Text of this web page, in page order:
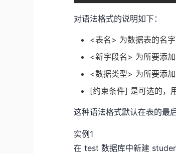
对语法格式的说明如下：
<表名> 为数据表的名字
<新字段名> 为所要添加
<数据类型> 为所要添
[约束条件] 是可选的，
这种语法格式默认在表的最
实例1
在 test 数据库中新建